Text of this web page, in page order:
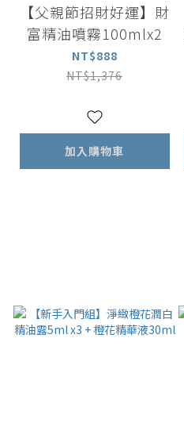
【父親節招財好運】財
富精油噴霧100mlx2
NT$888
NT$1,376
加入購物車